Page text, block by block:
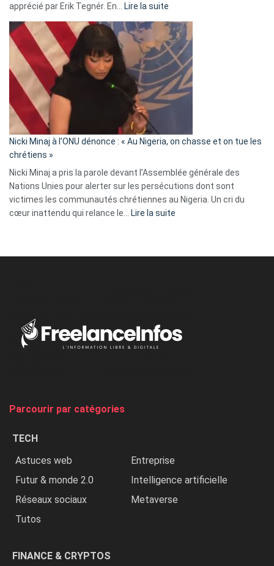
apprécié par Erik Tegnér. En… Lire la suite
Tegnér
exulte
« Zemmour
a
tout
parle
ses
tripes »
Nicki Minaj à l’ONU dénonce : « Au Nigeria, on chasse et on tue les
chrétiens »
Nicki Minaj a pris la parole devant l’Assemblée générale des
Nations Unies pour alerter sur les persécutions dont sont
victimes les communautés chrétiennes au Nigeria. Un cri du
cœur inattendu qui relance le… Lire la suite
Nigeria,
Parcourir par catégories
TECH
Astuces web
Entreprise
Futur & monde 2.0
Intelligence artificielle
Réseaux sociaux
Metaverse
Tutos
FINANCE & CRYPTOS